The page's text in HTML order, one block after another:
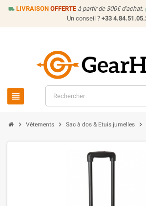
local_shipping LIVRAISON OFFERTE à partir de 300€ d'achat.
Un conseil ? +33
view_headline
chevron_right Vêtements chevron_right Sac à dos & Etuis jumelles chevron_right